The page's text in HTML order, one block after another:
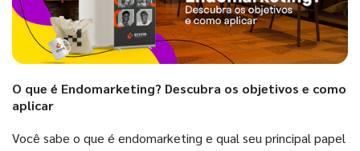
O que é Endomarketing? Descubra os objetivos e como
aplicar
Você sabe o que é endomarketing e qual seu principal papel